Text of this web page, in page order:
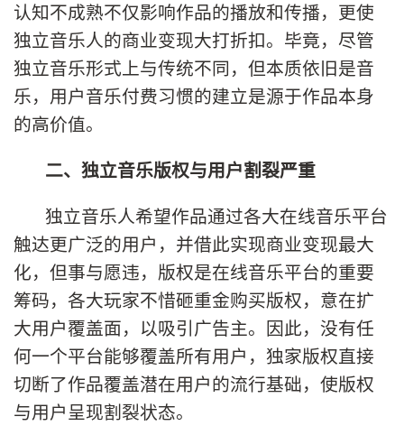
认知不成熟不仅影响作品的播放和传播，更使
独立音乐人的商业变现大打折扣。毕竟，尽管
独立音乐形式上与传统不同，但本质依旧是音
乐，用户音乐付费习惯的建立是源于作品本身
的高价值。
二、独立音乐版权与用户割裂严重
独立音乐人希望作品通过各大在线音乐平台
触达更广泛的用户，并借此实现商业变现最大
化，但事与愿违，版权是在线音乐平台的重要
筹码，各大玩家不惜砸重金购买版权，意在扩
大用户覆盖面，以吸引广告主。因此，没有任
何一个平台能够覆盖所有用户，独家版权直接
切断了作品覆盖潜在用户的流行基础，使版权
与用户呈现割裂状态。